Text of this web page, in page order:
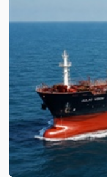
Tất cả Người
tức
(-)
Bài
viết
của